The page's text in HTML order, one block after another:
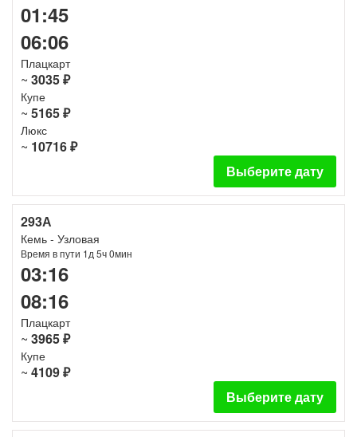
01:45
06:06
Плацкарт
~ 3035 ₽
Купе
~ 5165 ₽
Люкс
~ 10716 ₽
Выберите дату
293А
Кемь - Узловая
Время в пути 1д 5ч 0мин
03:16
08:16
Плацкарт
~ 3965 ₽
Купе
~ 4109 ₽
Выберите дату